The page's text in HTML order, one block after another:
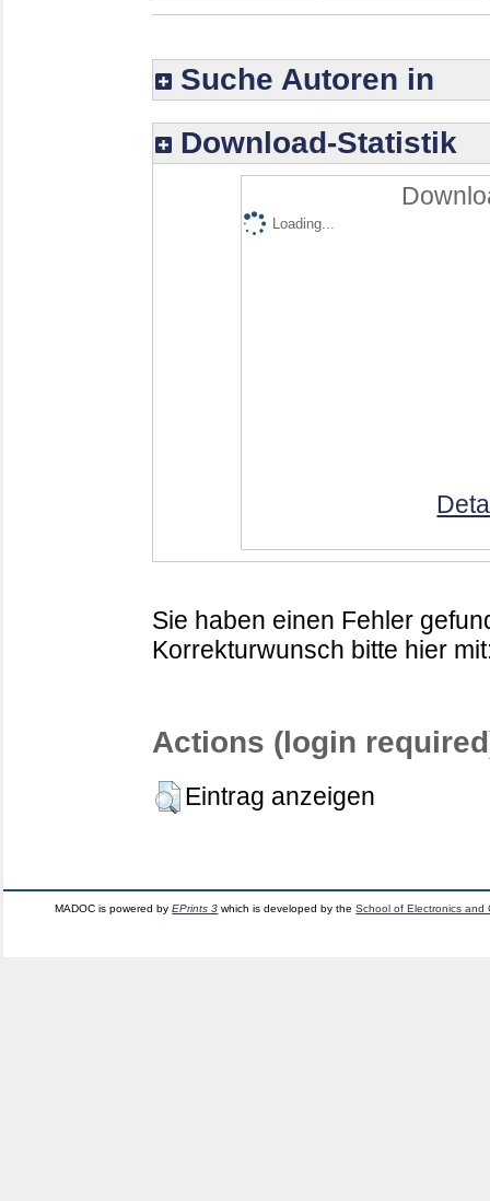
Suche Autoren in
Download-Statistik
Loading...
Sie haben einen Fehler
Korrekturwunsch bitte hier
Actions (login
Eintrag anzeigen
MADOC is powered byEPrints 3 which is developed by theSchool of Electronics and